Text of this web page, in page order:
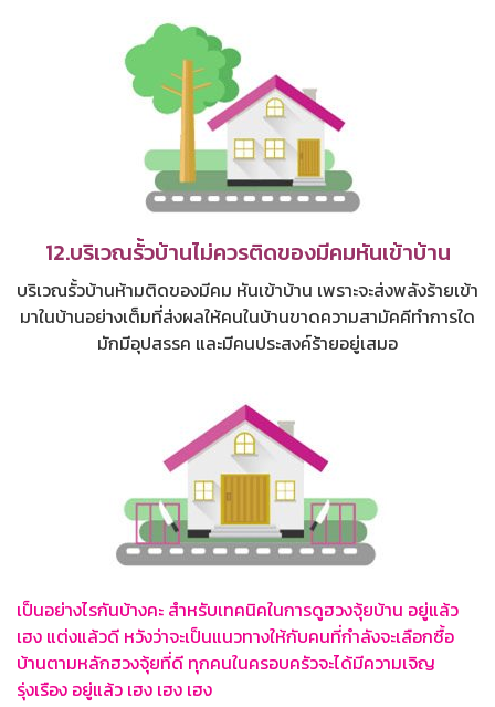
12.บริเวณรั้วบ้านไม่ควรติดของมีคมหันเข้าบ้าน
บริเวณรั้วบ้านห้ามติดของมีคม หันเข้าบ้าน เพราะจะส่งพลังร้ายเข้า
มาในบ้านอย่างเต็มที่ส่งผลให้คนในบ้านขาดความสามัคคีทำการใด
มักมีอุปสรรค และมีคนประสงค์ร้ายอยู่เสมอ
เป็นอย่างไรกันบ้างคะ สำหรับเทคนิคในการดูฮวงจุ้ยบ้าน อยู่แล้ว
เฮง แต่งแล้วดี หวังว่าจะเป็นแนวทางให้กับคนที่กำลังจะเลือกซื้อ
บ้านตามหลักฮวงจุ้ยที่ดี ทุกคนในครอบครัวจะได้มีความเจิญ
รุ่งเรือง อยู่แล้ว เฮง เฮง เฮง